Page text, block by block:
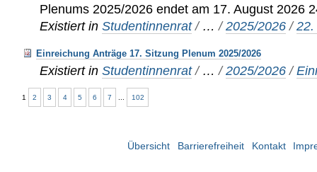
Plenums 2025/2026 endet am 17. August 2026
Existiert in Studentinnenrat / …/2025/2026 /
Einreichung Anträge 17. Sitzung Plenum 2025/2026
Existiert in Studentinnenrat / …/2025/2026 /
1 2 3 4 5 6 7 102
Übersicht Barrierefreiheit Kontakt